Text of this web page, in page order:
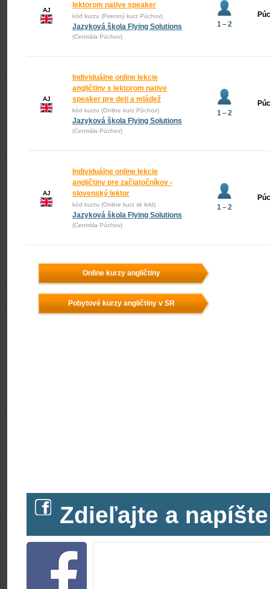
AJ
lektorom native speaker
kód kurzu (Firemný kurz Púchov)
Jazyková škola Flying Solutions
(Centrála Púchov)
1 – 2
AJ
Individuálne online lekcie
angličtiny s lektorom native
speaker pre deti a mládež
kód kurzu (Online kurz Púchov)
Jazyková škola Flying Solutions
(Centrála Púchov)
1 – 2
AJ
Individuálne online lekcie
angličtiny pre začiatočníkov -
slovenský lektor
kód kurzu (Online kurz sk lekt)
Jazyková škola Flying Solutions
(Centrála Púchov)
1 – 2
Online kurzy angličtiny
Pobytové kurzy angličtiny v SR
Zdieľajte a